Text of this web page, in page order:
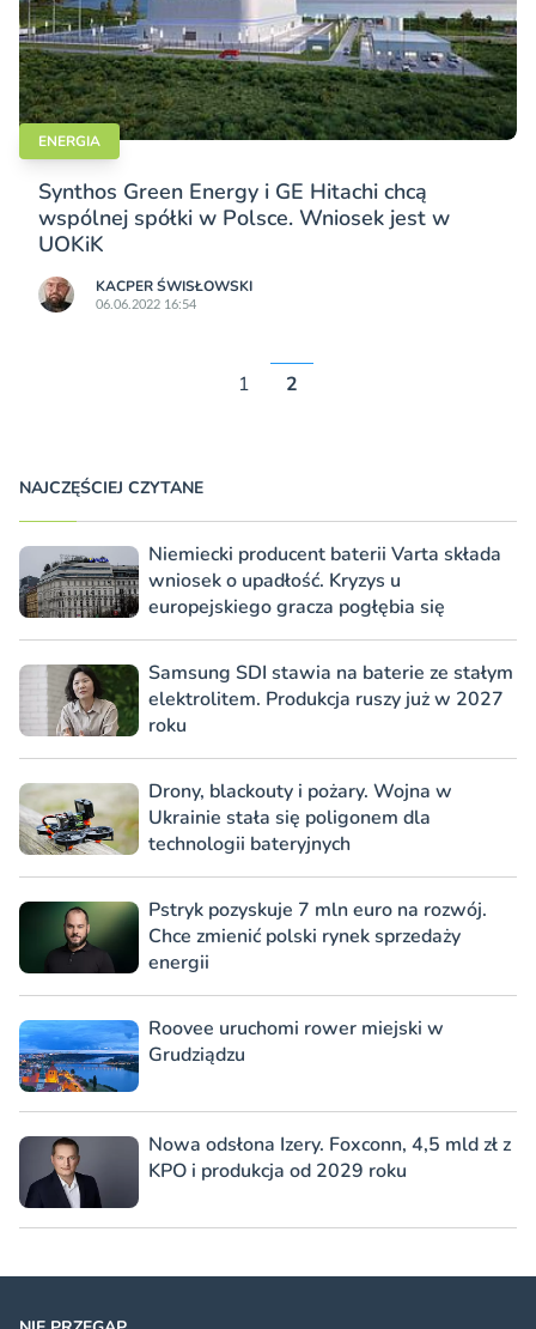
ENERGIA
Synthos Green Energy i GE Hitachi chcą
wspólnej spółki w Polsce. Wniosek jest w
UOKiK
KACPER ŚWISŁO­WSKI
06.06.2022 16:54
1 2
NAJCZĘŚCIEJ CZYTANE
Niemiecki producent baterii Varta składa
wniosek o upadłość. Kryzys u
europejskiego gracza pogłębia się
Samsung SDI stawia na baterie ze stałym
elektrolitem. Produkcja ruszy już w 2027
roku
Drony, blackouty i pożary. Wojna w
Ukrainie stała się poligonem dla
technologii bateryjnych
Pstryk pozyskuje 7 mln euro na rozwój.
Chce zmienić polski rynek sprzedaży
energii
Roovee uruchomi rower miejski w
Grudziądzu
Nowa odsłona Izery. Foxconn, 4,5 mld zł z
KPO i produkcja od 2029 roku